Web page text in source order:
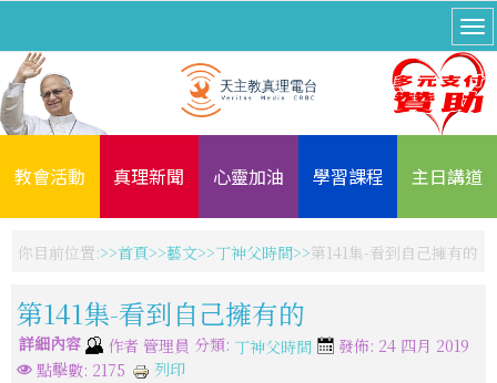
教會活動 真理新聞 心靈加油 學習課程 主日講道
你目前位置: 首頁 藝文 丁神父時間 第141集-看到自己擁有的
第141集-看到自己擁有的
詳細內容 作者 管理員 分類: 丁神父時間
發佈: 24 四月 2019
點擊數: 2175
列印